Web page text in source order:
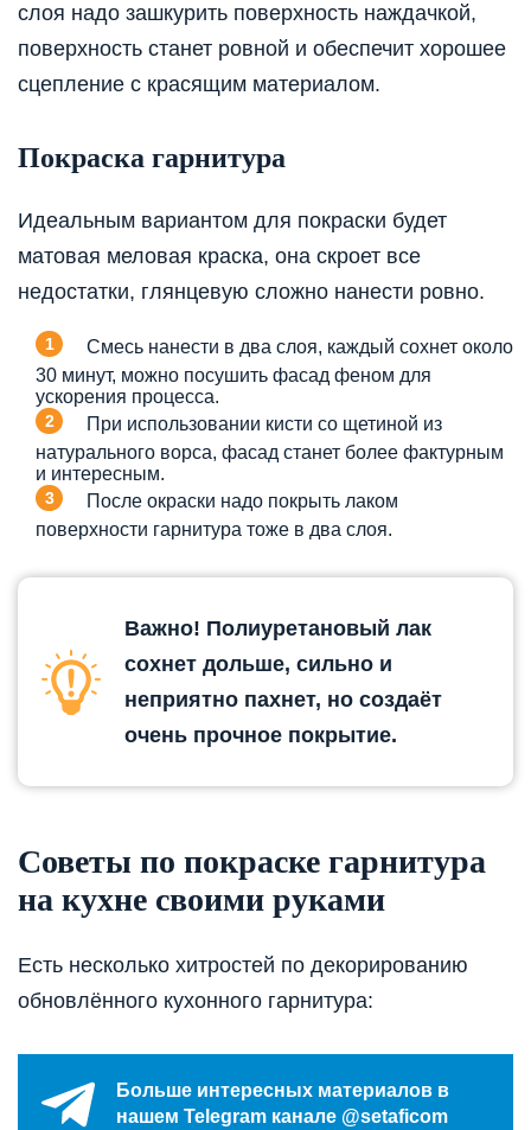
слоя надо зашкурить поверхность наждачкой,
поверхность станет ровной и обеспечит хорошее
сцепление с красящим материалом.
Покраска гарнитура
Идеальным вариантом для покраски будет
матовая меловая краска, она скроет все
недостатки, глянцевую сложно нанести ровно.
Смесь нанести в два слоя, каждый сохнет около
30 минут, можно посушить фасад феном для
ускорения процесса.
При использовании кисти со щетиной из
натурального ворса, фасад станет более фактурным
и интересным.
После окраски надо покрыть лаком
поверхности гарнитура тоже в два слоя.
Важно! Полиуретановый лак
сохнет дольше, сильно и
неприятно пахнет, но создаёт
очень прочное покрытие.
Советы по покраске гарнитура
на кухне своими руками
Есть несколько хитростей по декорированию
обновлённого кухонного гарнитура:
Больше интересных материалов в
нашем Telegram канале @setaficom